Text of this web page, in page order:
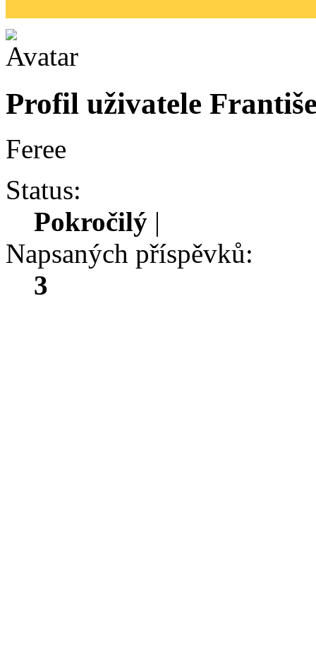
Profil uživatele
Feree
Status:
Pokročilý |
Napsaných příspěvků:
3